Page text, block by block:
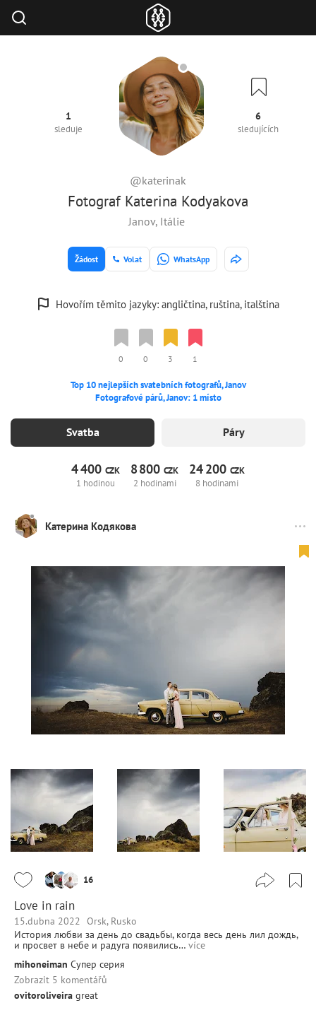
Fotograf Katerina Kodyakova
@katerinak
1
sleduje
6
sledujících
Janov, Itálie
Žádost Volat WhatsApp
Hovořím těmito jazyky: angličtina, ruština, italština
0 0 3 1
Top 10 nejlepších svatebních fotografů, Janov
Fotografové párů, Janov: 1 místo
Svatba Páry
4400 CZK
1 hodinou
8800CZK
2 hodinami
24200CZK
8 hodinami
Катерина Кодякова
16
Love in rain
15.dubna 2022 Orsk, Rusko
История любви за день до свадьбы, когда весь день лил дождь,
и просвет в небе и радуга появились… více
mihoneiman Супер серия
Zobrazit 5 komentářů
ovitoroliveira great